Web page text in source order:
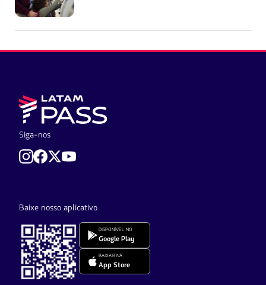
Siga-nos
Baixe nosso aplicativo
DISPONÍVEL NO
Google Play
BAIXAR NA
App Store